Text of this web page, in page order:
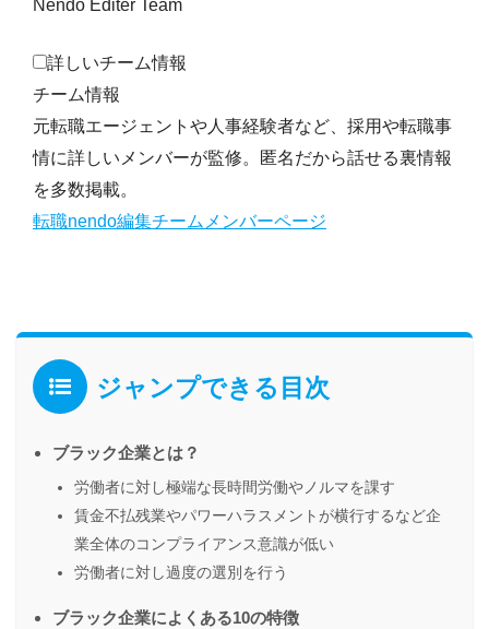
Nendo Editer Team
詳しいチーム情報
チーム情報
元転職エージェントや人事経験者など、採用や転職事
情に詳しいメンバーが監修。匿名だから話せる裏情報
を多数掲載。
転職nendo編集チームメンバーページ
ジャンプできる目次
ブラック企業とは？
労働者に対し極端な長時間労働やノルマを課す
賃金不払残業やパワーハラスメントが横行するなど企
業全体のコンプライアンス意識が低い
労働者に対し過度の選別を行う
ブラック企業によくある10の特徴